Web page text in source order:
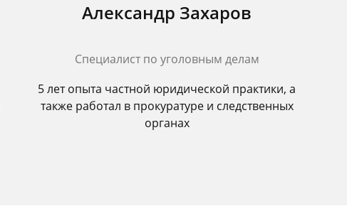
Александр Захаров
Специалист по уголовным делам
5 лет опыта частной юридической практики, а
также работал в прокуратуре и следственных
органах